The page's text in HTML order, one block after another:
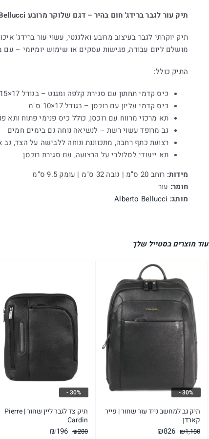
תיק עור לגבר ברידג' חום בהיר – דגם שלוקר מרובע Alberto Bellucci
תיק יוקרתי לגבר בעיצוב מרובע ואלגנטי, עשוי עור ברידג'
מושלם ליום עבודה, פגישות עסקים או שימוש יומיומי –
התיק כולל:
כיס קדמי תחתון עם סגירת קלפה ומגנט – בגודל 17×15 ס"מ
כיס קדמי עליון עם רוכסן – בגודל 17×10 ס"מ
תא מרכזי מרווח עם רוכסן, כולל כיס פנימי פתוח ותא
גב מרופד עשוי רשת – לנשיאה נוחה גם בימים חמים
רצועת כתף רחבה, מתכווננת ונוחה ללבישה על הצד, גב
תא ייעודי לסלולרי על הרצועה, עם סגירת רוכסן
מידות: רוחב 20 ס"מ | גובה 32 ס"מ | עומק 9.5 ס"מ
חומר: עור
מותג: Alberto Bellucci
עוד מוצרים בסטייל שלך
תיק גב למחשב נייד עור שחור | פייר
קארדן
₪1,180
המחיר
₪826 המחיר
30% -
תיק צד לגבר ליין שחור | Pierre
Cardin
₪280
המחיר
₪196 המחיר
30% -